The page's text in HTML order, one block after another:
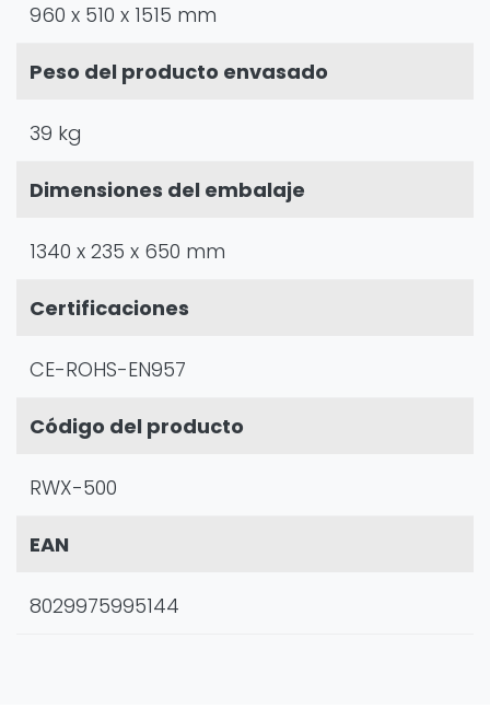
960 x 510 x 1515 mm
Peso del producto envasado
39 kg
Dimensiones del embalaje
1340 x 235 x 650 mm
Certificaciones
CE-ROHS-EN957
Código del producto
RWX-500
EAN
8029975995144